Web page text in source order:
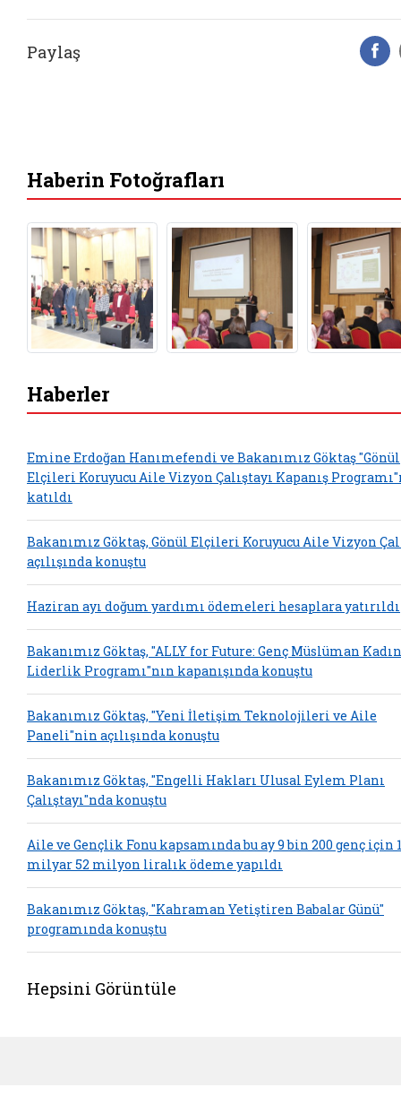
Paylaş
Haberin Fotoğrafları
Haberler
Emine Erdoğan Hanımefendi ve Bakanımız Göktaş "Gönül
Elçileri Koruyucu Aile Vizyon Çalıştayı Kapanış
katıldı
Bakanımız Göktaş, Gönül Elçileri Koruyucu Aile Vizyon
açılışında konuştu
Haziran ayı doğum yardımı ödemeleri hesaplara yatırıldı
Bakanımız Göktaş, "ALLY for Future: Genç Müslüman
Liderlik Programı"nın kapanışında konuştu
Bakanımız Göktaş, "Yeni İletişim Teknolojileri ve Aile
Paneli"nin açılışında konuştu
Bakanımız Göktaş, "Engelli Hakları Ulusal Eylem Planı
Çalıştayı"nda konuştu
Aile ve Gençlik Fonu kapsamında bu ay 9 bin 200 genç için 1
milyar 52 milyon liralık ödeme yapıldı
Bakanımız Göktaş, "Kahraman Yetiştiren Babalar Günü"
programında konuştu
Hepsini Görüntüle